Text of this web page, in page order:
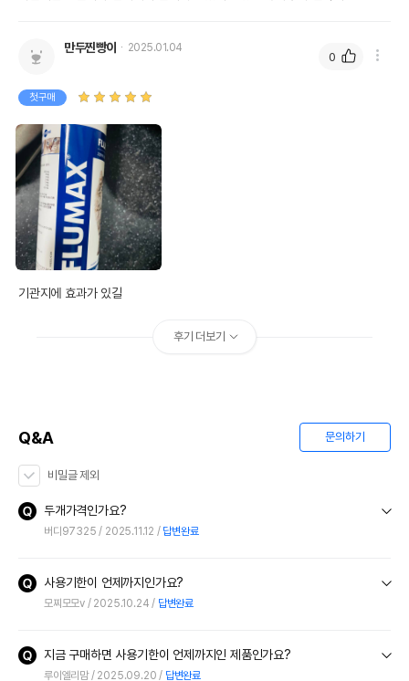
상품상세설명 참조
제조국 또는 원산지 영국
제조자,수입품의 경우
수입자를 함께 표기
AS책임자와 전화번호
또는 소비자상담 관련
전화번호
유통기한
만두찐빵이 2025.01.04
첫구매
기관지에 효과가 있길
0
후기 더보기
Q&A 문의하기
비밀글 제외
두개가격인가요?
버디97325 2025.11.12 답변완료
사용기한이 언제까지인가요?
모찌모모v 2025.10.24 답변완료
지금 구매하면 사용기한이 언제까지인 제품인가요?
루이엘리맘 2025.09.20 답변완료